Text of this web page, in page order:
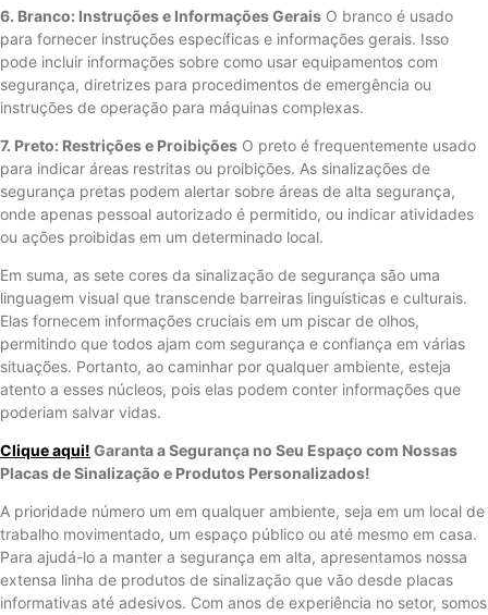
6. Branco: Instruções e Informações Gerais O branco é usado
para fornecer instruções específicas e informações gerais. Isso
pode incluir informações sobre como usar equipamentos com
segurança, diretrizes para procedimentos de emergência ou
instruções de operação para máquinas complexas.
7. Preto: Restrições e Proibições O preto é frequentemente usado
para indicar áreas restritas ou proibições. As sinalizações de
segurança pretas podem alertar sobre áreas de alta segurança,
onde apenas pessoal autorizado é permitido, ou indicar atividades
ou ações proibidas em um determinado local.
Em suma, as sete cores da sinalização de segurança são uma
linguagem visual que transcende barreiras linguísticas e culturais.
Elas fornecem informações cruciais em um piscar de olhos,
permitindo que todos ajam com segurança e confiança em várias
situações. Portanto, ao caminhar por qualquer ambiente, esteja
atento a esses núcleos, pois elas podem conter informações que
poderiam salvar vidas.
Clique aqui! Garanta a Segurança no Seu Espaço com Nossas
Placas de Sinalização e Produtos Personalizados!
A prioridade número um em qualquer ambiente, seja em um local de
trabalho movimentado, um espaço público ou até mesmo em casa.
Para ajudá-lo a manter a segurança em alta, apresentamos nossa
extensa linha de produtos de sinalização que vão desde placas
informativas até adesivos. Com anos de experiência no setor, somos